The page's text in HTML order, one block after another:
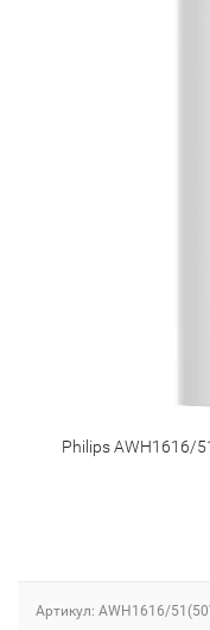
Philips AWH1616/
Артикул: AWH1616/